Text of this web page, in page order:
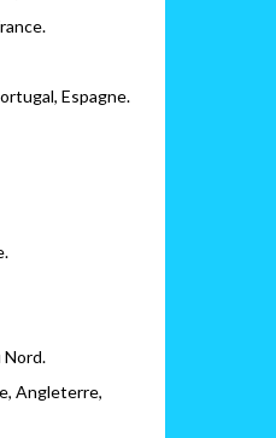
France.
Espagne.
Nord.
Angleterre,